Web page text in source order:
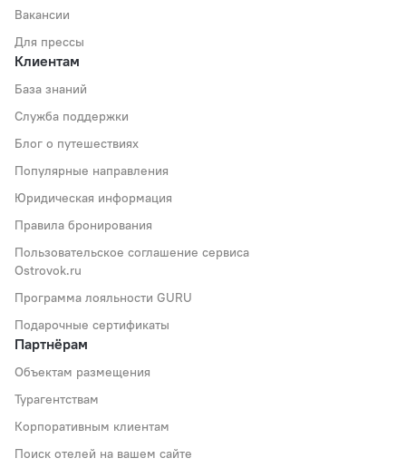
Вакансии
Для прессы
Клиентам
База знаний
Служба поддержки
Блог о путешествиях
Популярные направления
Юридическая информация
Правила бронирования
Пользовательское соглашение сервиса
Ostrovok.ru
Программа лояльности GURU
Подарочные сертификаты
Партнёрам
Объектам размещения
Турагентствам
Корпоративным клиентам
Поиск отелей на вашем сайте